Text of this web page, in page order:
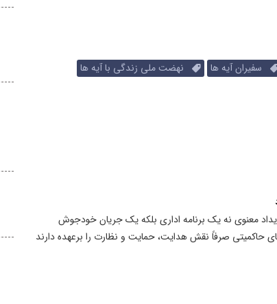
سفیران آیه ها
نهضت ملی زندگی با آیه ها
معنوی نه یک برنامه اداری بلکه یک جریان خودجوش
حاکمیتی صرفاً نقش هدایت، حمایت و نظارت را برعهده دارند